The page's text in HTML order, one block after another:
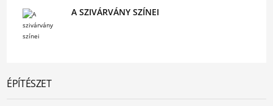
A SZIVÁRVÁNY SZÍNEI
ÉPÍTÉSZET